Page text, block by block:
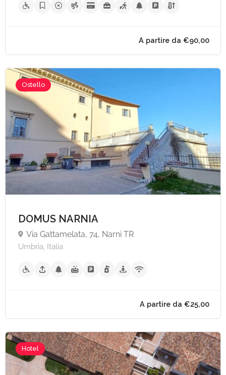
A partire da
Ostello
DOMUS NARNIA
Via Gattamelata, 74, Narni TR
Umbria, Italia
Hotel